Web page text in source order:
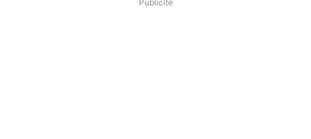
Publicité